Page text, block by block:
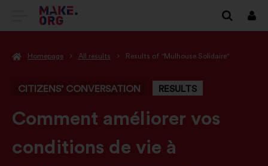
GO
THE
MAKE.ORG
WEBSITE
Log
in
Homepage All results Results of "Mulhouse Solidaire"
CITIZENS’ CONVERSATION RESULTS
-
Comment améliorer vos
conditions de vie à